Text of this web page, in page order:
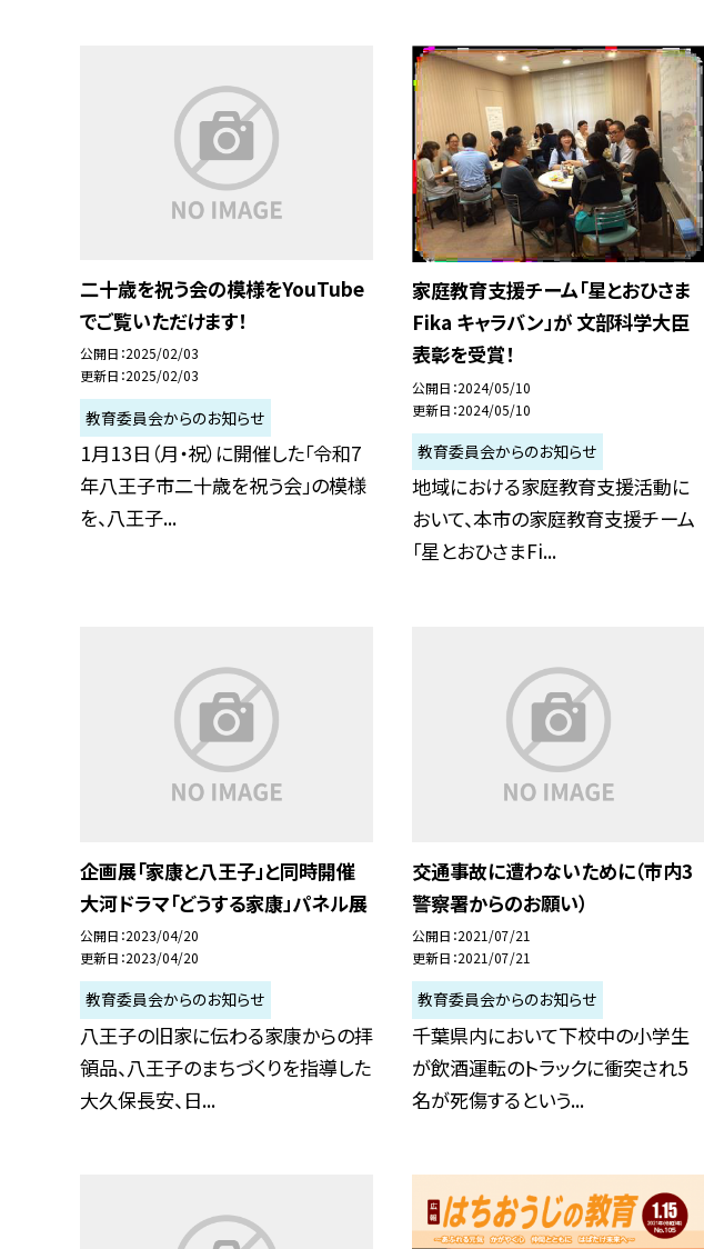
二十歳を祝う会の模様をYouTube
でご覧いただけます！
公開日 2025/02/03
更新日 2025/02/03
教育委員会からのお知らせ
1月13日（月・祝）に開催した「令和7
年八王子市二十歳を祝う会」の模様
を、八王子...
家庭教育支援チーム「星とおひさま
Fika キャラバン」が 文部科学大臣
表彰を受賞！
公開日 2024/05/10
更新日 2024/05/10
教育委員会からのお知らせ
地域における家庭教育支援活動に
おいて、本市の家庭教育支援チーム
「星とおひさまFi...
企画展「家康と八王子」と同時開催
大河ドラマ「どうする家康」パネル展
公開日 2023/04/20
更新日 2023/04/20
教育委員会からのお知らせ
八王子の旧家に伝わる家康からの拝
領品、八王子のまちづくりを指導した
大久保長安、日...
交通事故に遭わないために（市内3
警察署からのお願い）
公開日 2021/07/21
更新日 2021/07/21
教育委員会からのお知らせ
千葉県内において下校中の小学生
が飲酒運転のトラックに衝突され5
名が死傷するという...